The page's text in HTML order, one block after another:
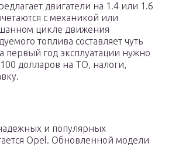
двигатели на 1.4 или 1.6
с механикой или
цикле движения
топлива составляет чуть
первый год эксплуатации нужно
долларов на ТО, налоги,
и популярных
Opel. Обновленной модели